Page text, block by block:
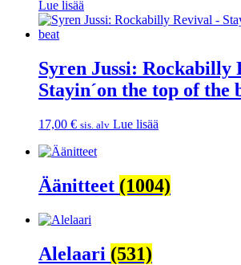
Lue lisää
Syren Jussi: Rockabilly
Stayin´on the top of the
17,00 € sis. alv Lue lisää
Äänitteet (1004)
Alelaari (531)